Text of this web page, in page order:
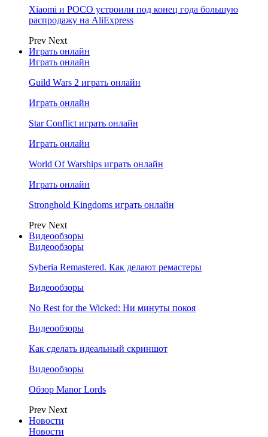
Xiaomi и POCO устроили под конец года большую
распродажу на AliExpress
Prev Next
Играть онлайн
Играть онлайн
Guild Wars 2 играть онлайн
Играть онлайн
Star Conflict играть онлайн
Играть онлайн
World Of Warships играть онлайн
Играть онлайн
Stronghold Kingdoms играть онлайн
Prev Next
Видеообзоры
Видеообзоры
Syberia Remastered. Как делают ремастеры
Видеообзоры
No Rest for the Wicked: Ни минуты покоя
Видеообзоры
Как сделать идеальный скриншот
Видеообзоры
Обзор Manor Lords
Prev Next
Новости
Новости